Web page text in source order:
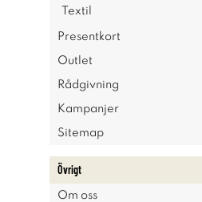
Textil
Presentkort
Outlet
Rådgivning
Kampanjer
Sitemap
Övrigt
Om oss